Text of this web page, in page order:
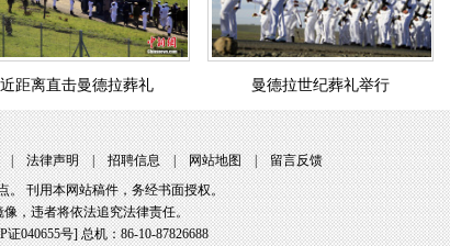
近距离直击曼德拉葬礼 曼德拉世纪葬礼举行
法律声明|招聘信息|网站地图 |留言反馈
。 刊用本网站稿件，务经书面授权。
，违者将依法追究法律责任。
证040655号] 总机：86-10-87826688